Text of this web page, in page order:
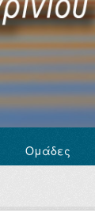
Ομάδες